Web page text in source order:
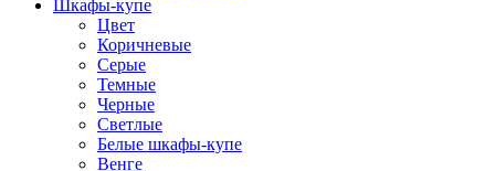
Шкафы-купе
Цвет
Коричневые
Серые
Темные
Черные
Светлые
Белые шкафы-купе
Венге